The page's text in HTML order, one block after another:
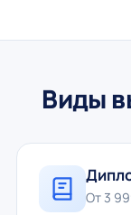
Виды
От 3